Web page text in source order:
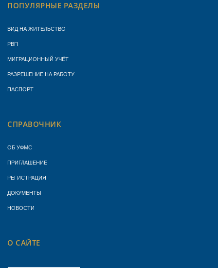
ПОПУЛЯРНЫЕ РАЗДЕЛЫ
ВИД НА ЖИТЕЛЬСТВО
РВП
МИГРАЦИОННЫЙ УЧЁТ
РАЗРЕШЕНИЕ НА РАБОТУ
ПАСПОРТ
СПРАВОЧНИК
ОБ УФМС
ПРИГЛАШЕНИЕ
РЕГИСТРАЦИЯ
ДОКУМЕНТЫ
НОВОСТИ
О САЙТЕ